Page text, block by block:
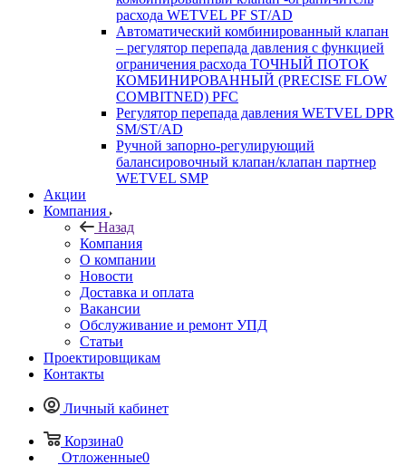
расхода WETVEL PF ST/AD
Автоматический комбинированный клапан
– регулятор перепада давления с функцией
ограничения расхода ТОЧНЫЙ ПОТОК
КОМБИНИРОВАННЫЙ (PRECISE FLOW
COMBIТNED) PFC
Регулятор перепада давления WETVEL DPR
SM/ST/AD
Ручной запорно-регулирующий
балансировочный клапан/клапан партнер
WETVEL SMP
Акции
Компания
Назад
Компания
О компании
Новости
Доставка и оплата
Вакансии
Обслуживание и ремонт УПД
Статьи
Проектировщикам
Контакты
Личный кабинет
Корзина0
Отложенные0